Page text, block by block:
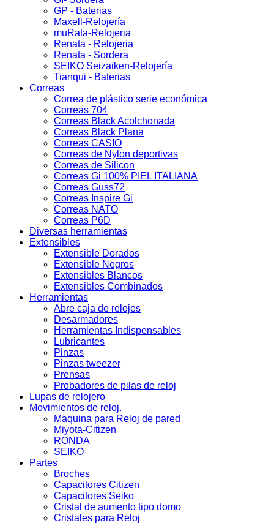
GP - Baterias
Maxell-Relojería
muRata-Relojeria
Renata - Relojeria
Renata - Sordera
SEIKO Seizaiken-Relojería
Tianqui - Baterias
Correas
Correa de plástico serie económica
Correas 704
Correas Black Acolchonada
Correas Black Plana
Correas CASIO
Correas de Nylon deportivas
Correas de Silicon
Correas Gi 100% PIEL ITALIANA
Correas Guss72
Correas Inspire Gi
Correas NATO
Correas P6D
Diversas herramientas
Extensibles
Extensible Dorados
Extensible Negros
Extensibles Blancos
Extensibles Combinados
Herramientas
Abre caja de relojes
Desarmadores
Herramientas Indispensables
Lubricantes
Pinzas
Pinzas tweezer
Prensas
Probadores de pilas de reloj
Lupas de relojero
Movimientos de reloj.
Maquina para Reloj de pared
Miyota-Citizen
RONDA
SEIKO
Partes
Broches
Capacitores Citizen
Capacitores Seiko
Cristal de aumento tipo domo
Cristales para Reloj